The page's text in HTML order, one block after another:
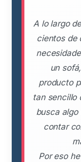
A lo largo
cientos de
un
producto
tan sencillo
busca
contar
Por eso